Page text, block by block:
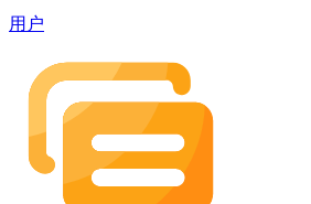
用户